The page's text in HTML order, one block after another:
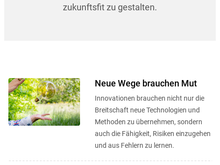
zukunftsfit zu gestalten.
Neue Wege brauchen Mut
Innovationen brauchen nicht nur die
Breitschaft neue Technologien und
Methoden zu übernehmen, sondern
auch die Fähigkeit, Risiken einzugehen
und aus Fehlern zu lernen.